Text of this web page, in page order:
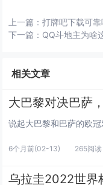
上一篇：打牌吧下载可
下一篇： QQ斗地主为啥
相关文章
大巴黎对决巴萨
6个月前(02-13) 265阅读